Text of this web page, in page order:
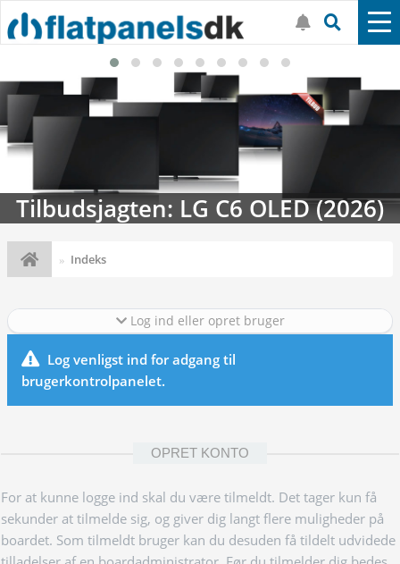
Tilbudsjagten: LG C6 OLED (2026)
Indeks
Log ind eller opret bruger
Log venligst ind for adgang til
brugerkontrolpanelet.
OPRET KONTO
For at kunne logge ind skal du være tilmeldt. Det tager kun få
sekunder at tilmelde sig, og giver dig langt flere muligheder på
boardet. Som tilmeldt bruger kan du desuden få tildelt udvidede